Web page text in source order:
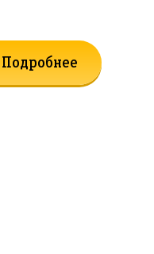
Подробнее